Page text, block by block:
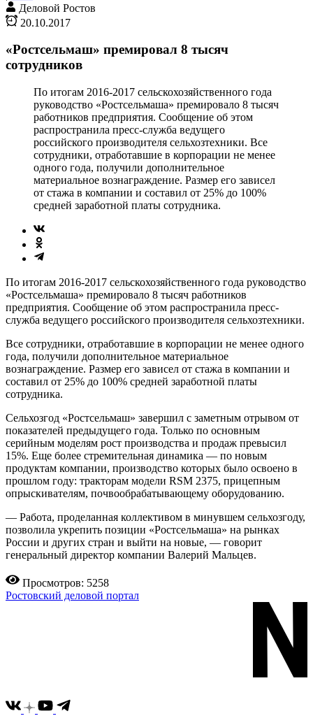
Деловой Ростов
20.10.2017
«Ростсельмаш» премировал 8 тысяч
сотрудников
По итогам 2016-2017 сельскохозяйственного года
руководство «Ростсельмаша» премировало 8 тысяч
работников предприятия. Сообщение об этом
распространила пресс-служба ведущего
российского производителя сельхозтехники. Все
сотрудники, отработавшие в корпорации не менее
одного года, получили дополнительное
материальное вознаграждение. Размер его зависел
от стажа в компании и составил от 25% до 100%
средней заработной платы сотрудника.
По итогам 2016-2017 сельскохозяйственного года руководство
«Ростсельмаша» премировало 8 тысяч работников
предприятия. Сообщение об этом распространила пресс-
служба ведущего российского производителя сельхозтехники.
Все сотрудники, отработавшие в корпорации не менее одного
года, получили дополнительное материальное
вознаграждение. Размер его зависел от стажа в компании и
составил от 25% до 100% средней заработной платы
сотрудника.
Сельхозгод «Ростсельмаш» завершил с заметным отрывом от
показателей предыдущего года. Только по основным
серийным моделям рост производства и продаж превысил
15%. Еще более стремительная динамика — по новым
продуктам компании, производство которых было освоено в
прошлом году: тракторам модели RSM 2375, прицепным
опрыскивателям, почвообрабатывающему оборудованию.
— Работа, проделанная коллективом в минувшем сельхозгоду,
позволила укрепить позиции «Ростсельмаша» на рынках
России и других стран и выйти на новые, — говорит
генеральный директор компании Валерий Мальцев.
Просмотров: 5258
Ростовский деловой портал